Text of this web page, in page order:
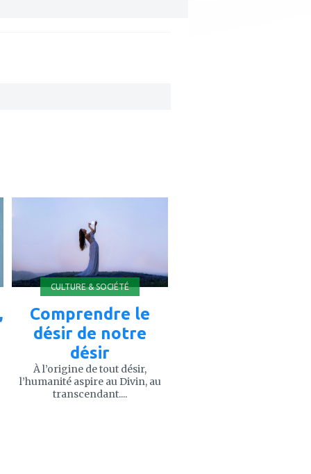
CULTURE & SOCIÉTÉ
Comprendre le
désir de notre
désir
À l’origine de tout désir,
l’humanité aspire au Divin, au
transcendant....